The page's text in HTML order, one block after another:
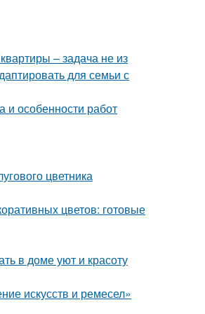
– задача не из
для семьи с
и особенности работ
цветника
цветов: готовые
в доме уют и красоту
искусств и ремесел»